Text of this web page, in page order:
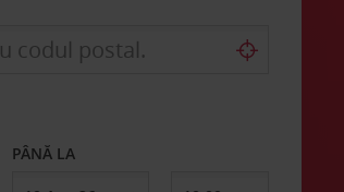
PÂNĂ LA